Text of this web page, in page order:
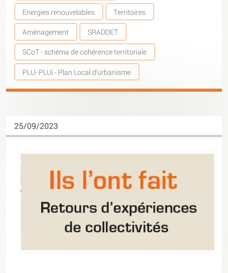
Energies renouvelables Territoires
Aménagement SRADDET
SCoT - schéma de cohérence territoriale
PLU- PLUi - Plan Local d’urbanisme
25/09/2023